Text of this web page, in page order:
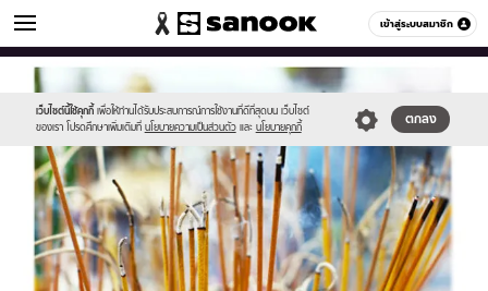
เข้าสู่ระบบสมาชิก
ดูดวง หมวดอื่นๆ
เว็บไซต์นี้ใช้คุกกี้ เพื่อให้ท่านได้รับประสบการณ์การใช้งานที่ดีที่สุดบน เว็บไซต์
ของเรา โปรดศึกษาเพิ่มเติมที่ นโยบายความเป็นส่วนตัว และ นโยบายคุกกี้
ตกลง
Sanook
//s.isanook.com/sr/0/images/logo-
new-
sanook.png
600
//s.isanook.com/ho/0/ud/16/82513/m11.jpg